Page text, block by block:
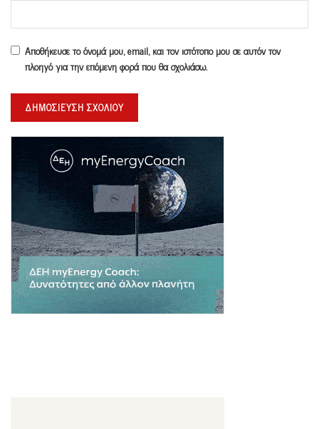
Αποθήκευσε το όνομά μου, email, και τον ιστότοπο μου σε αυτόν τον
πλοηγό για την επόμενη φορά που θα σχολιάσω.